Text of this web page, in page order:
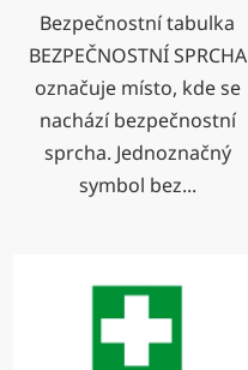
Bezpečnostní tabulka
BEZPEČNOSTNÍ SPRCHA
označuje místo, kde se
nachází bezpečnostní
sprcha. Jednoznačný
symbol bez...